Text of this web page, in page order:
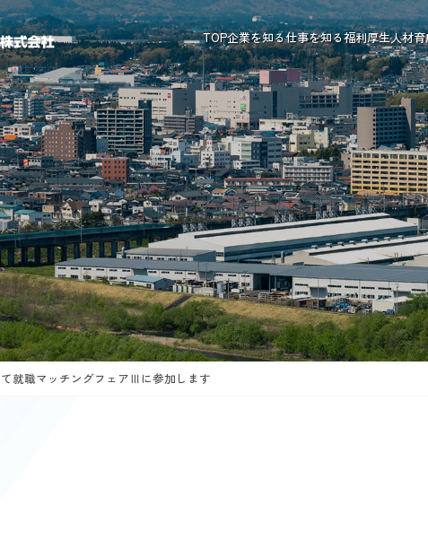
TOP企業を知る仕事を知る福利厚生人材
就職マッチングフェアⅢに参加します